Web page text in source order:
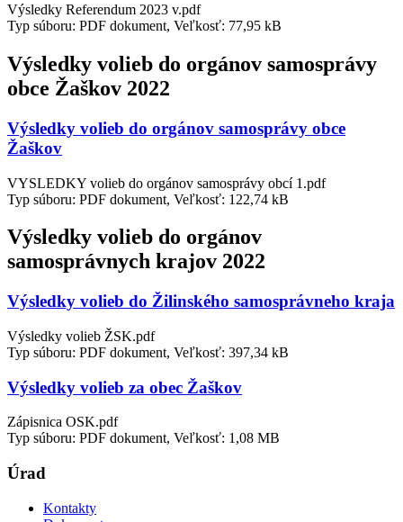
Výsledky Referendum 2023 v.pdf
Typ súboru: PDF dokument, Veľkosť: 77,95 kB
Výsledky volieb do orgánov samosprávy
obce Žaškov 2022
Výsledky volieb do orgánov samosprávy obce
Žaškov
VYSLEDKY volieb do orgánov samosprávy obcí 1.pdf
Typ súboru: PDF dokument, Veľkosť: 122,74 kB
Výsledky volieb do orgánov
samosprávnych krajov 2022
Výsledky volieb do Žilinského samosprávneho kraja
Výsledky volieb ŽSK.pdf
Typ súboru: PDF dokument, Veľkosť: 397,34 kB
Výsledky volieb za obec Žaškov
Zápisnica OSK.pdf
Typ súboru: PDF dokument, Veľkosť: 1,08 MB
Úrad
Kontakty